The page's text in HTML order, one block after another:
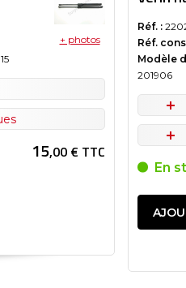
+ photos
15,00 € TTC
Réf. :
Réf.
Modèle
201906
En